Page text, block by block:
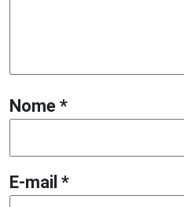
Nome *
E-mail *